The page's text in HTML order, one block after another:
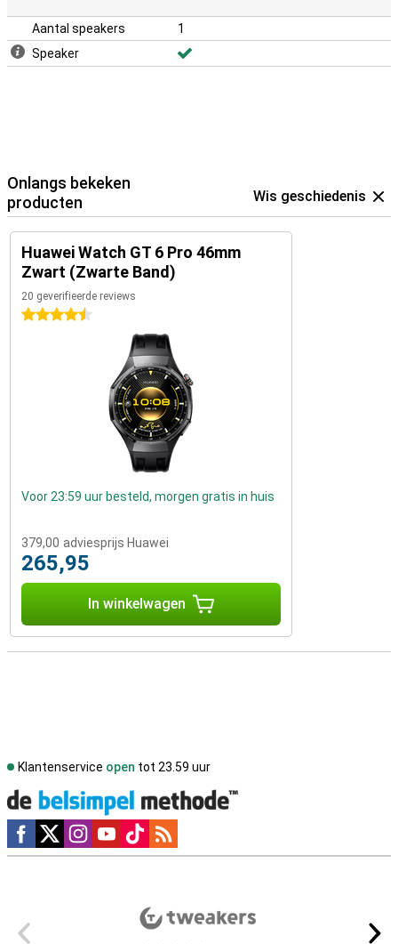
Aantal speakers
1
Speaker
Onlangs bekeken
producten
Wis geschiedenis
Huawei Watch GT 6 Pro 46mm
Zwart (Zwarte Band)
20 geverifieerde reviews
4.5 sterren
Voor 23:59 uur besteld, morgen gratis in huis
379,00 adviesprijs Huawei
265,95
In winkelwagen
Klantenservice open tot 23.59 uur
Social media